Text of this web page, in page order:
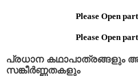
Please Open
Please Open
പ്രധാന കഥാപാത്രങ്ങളും
സങ്കീർണ്ണതകളും